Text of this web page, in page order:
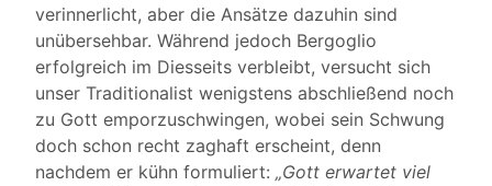
verinnerlicht, aber die Ansätze dazuhin sind
unübersehbar. Während jedoch Bergoglio
erfolgreich im Diesseits verbleibt, versucht sich
unser Traditionalist wenigstens abschließend noch
zu Gott emporzuschwingen, wobei sein Schwung
doch schon recht zaghaft erscheint, denn
nachdem er kühn formuliert: „Gott erwartet viel